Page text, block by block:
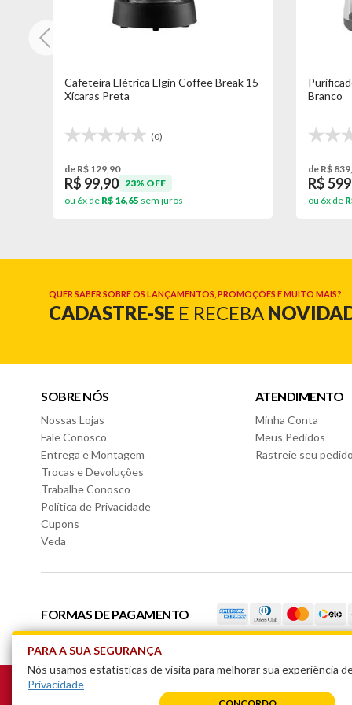
Cafeteira Elétrica Elgin Coffee Break 15
Xícaras Preta
(0)
de R$ 129,90
R$ 99,90 23% OFF
ou 6x de R$ 16,65 sem juros
Branco
de R$
R$
ou 6x de
QUER SABER SOBRE OS LANÇAMENTOS, PROMOÇÕES E MUITO MAIS?
CADASTRE-SE E RECEBA
SOBRE NÓS
Nossas Lojas
Fale Conosco
Entrega e Montagem
Trocas e Devoluções
Trabalhe Conosco
Política de Privacidade
Cupons
Veda
ATENDIMENTO
Minha Conta
Meus Pedidos
Rastreie seu pedido
FORMAS DE PAGAMENTO
Realizamos entrega gratuita somente para produtos vendidos e entregues
nossas lojas físicas.
PARA A SUA SEGURANÇA
Nós usamos estatísticas de visita para melhorar sua experiência
Privacidade